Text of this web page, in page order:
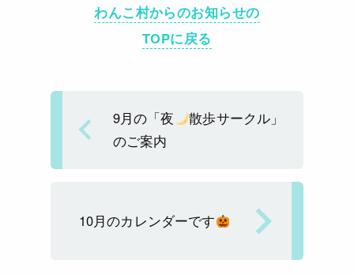
a
d
e
b
o
k
l
わんこ村からのお知らせの
TOPに戻る
9月の「夜
散歩サークル」
のご案内
10月のカレンダーです